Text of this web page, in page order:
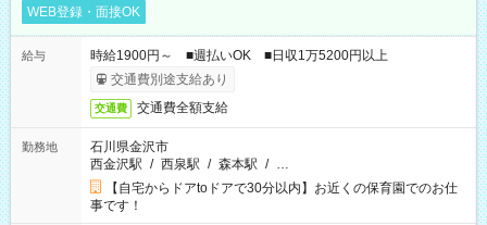
WEB登録・面接OK
給与
時給1900円～ ■週払いOK ■日収1万5200円以上
交通費別途支給あり
交通費 交通費全額支給
勤務地
石川県金沢市
西金沢駅 / 西泉駅 / 森本駅 / …
【自宅からドアtoドアで30分以内】お近くの保育園でのお仕
事です！